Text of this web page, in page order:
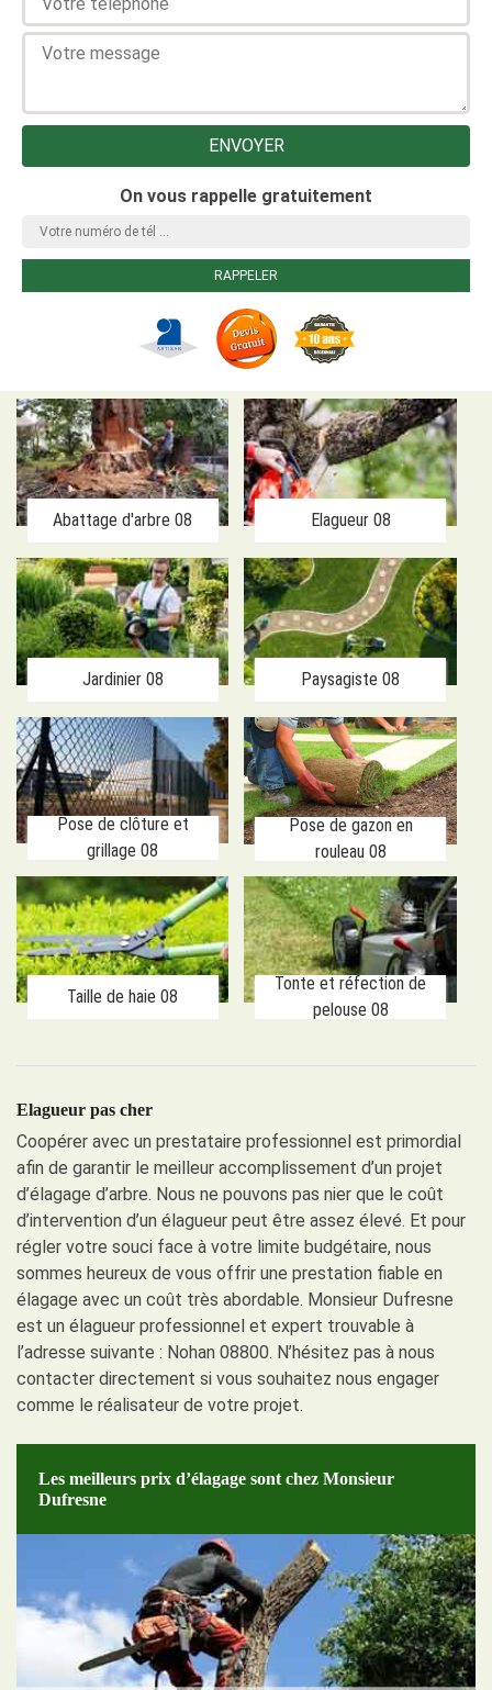
On vous rappelle gratuitement
Abattage d'arbre 08 Elagueur 08
Jardinier 08 Paysagiste 08
Pose de clôture et
grillage 08
Pose de gazon en
rouleau 08
Taille de haie 08
Tonte et réfection de
pelouse 08
Elagueur pas cher
Coopérer avec un prestataire professionnel est primordial
afin de garantir le meilleur accomplissement d’un projet
d’élagage d’arbre. Nous ne pouvons pas nier que le coût
d’intervention d’un élagueur peut être assez élevé. Et pour
régler votre souci face à votre limite budgétaire, nous
sommes heureux de vous offrir une prestation fiable en
élagage avec un coût très abordable. Monsieur Dufresne
est un élagueur professionnel et expert trouvable à
l’adresse suivante : Nohan 08800. N’hésitez pas à nous
contacter directement si vous souhaitez nous engager
comme le réalisateur de votre projet.
Les meilleurs prix d’élagage sont chez Monsieur
Dufresne